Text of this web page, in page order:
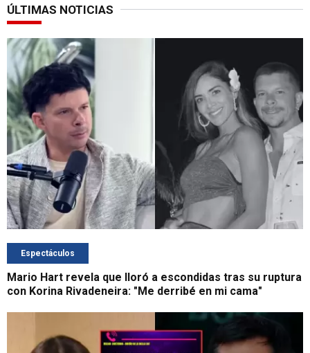
ÚLTIMAS NOTICIAS
Espectáculos
Mario Hart revela que lloró a escondidas tras su ruptura
con Korina Rivadeneira: "Me derribé en mi cama"